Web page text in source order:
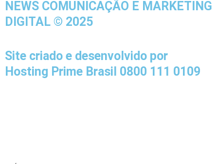
o
o
f
g
r
m
b
e
NEWS COMUNICAÇÃO E MARKETING
DIGITAL © 2025
Site criado e desenvolvido por
Hosting Prime Brasil 0800 111 0109